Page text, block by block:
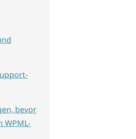
bevor
WPML-